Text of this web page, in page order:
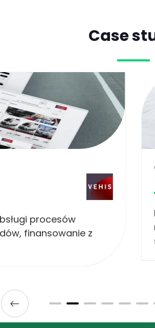
Case
procesów
finansowanie z